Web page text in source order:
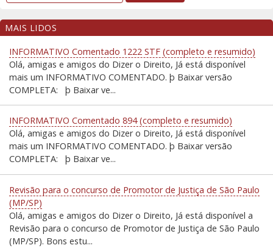
MAIS LIDOS
INFORMATIVO Comentado 1222 STF (completo e resumido)
Olá, amigas e amigos do Dizer o Direito, Já está disponível
mais um INFORMATIVO COMENTADO. þ Baixar versão
COMPLETA: þ Baixar ve...
INFORMATIVO Comentado 894 (completo e resumido)
Olá, amigas e amigos do Dizer o Direito, Já está disponível
mais um INFORMATIVO COMENTADO. þ Baixar versão
COMPLETA: þ Baixar ve...
Revisão para o concurso de Promotor de Justiça de São Paulo
(MP/SP)
Olá, amigas e amigos do Dizer o Direito, Já está disponível a
Revisão para o concurso de Promotor de Justiça de São Paulo
(MP/SP). Bons estu...